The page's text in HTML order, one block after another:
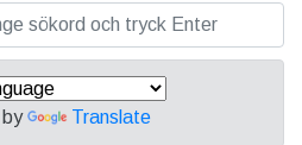
by Translate